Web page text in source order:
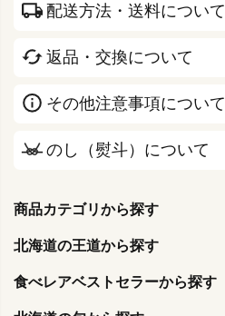
配送方法・送料について
返品・交換について
その他注意事項について
のし（熨斗）について
商品カテゴリから探す
北海道の王道から探す
食べレアベストセラーから探す